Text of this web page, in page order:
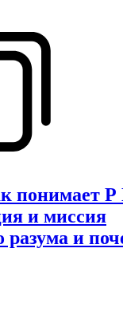
понимает Р
и миссия
разума и